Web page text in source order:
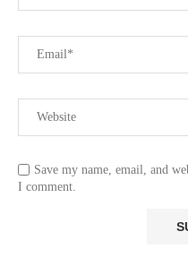
Save my name, email, and
I comment.